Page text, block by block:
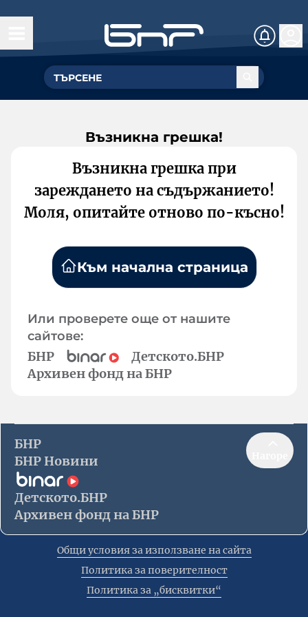
Възникна грешка!
Възникна грешка при
зареждането на съдържанието!
Моля, опитайте отново по-късно!
Към начална страница
Или проверете още от нашите
сайтове:
БНР
Детското.БНР
Архивен фонд на БНР
БНР
БНР Новини
Детското.БНР
Архивен фонд на БНР
Общи условия за използване на сайта
Политика за поверителност
Политика за „бисквитки“